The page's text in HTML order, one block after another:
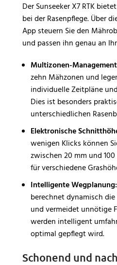
Der Sunseeker X7 RTK
bei der Rasenpflege. Über
App steuern Sie den
und passen ihn genau an
Multizonen-
zehn Mähzonen und
individuelle Zeitpläne
Dies ist besonders
unterschiedlichen
Elektronische
wenigen Klicks können
zwischen 20 mm und
für verschiedene
Intelligente Wegplanung:
berechnet dynamisch
und vermeidet unnötige
werden intelligent
optimal gepflegt wird.
Schonend und